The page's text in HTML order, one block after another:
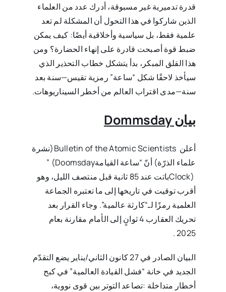
قدرة تدميرية غير مسبوقة، أدرك عدد من العلماء
الذين ‏شاركوا في هذا التحول أن المشكلة لم تعد
علمية فقط، بل سياسية وأخلاقية أيضًا: كيف يمكن
ضبط قوة ‏أصبحت قادرة على إنهاء الحضارة؟ ومن
هذا القلق المبكر، بدأ يتشكل خطاب التحذير الذي
سيأخذ لاحقًا ‏شكل “ساعة” رمزية تقيس—سنة بعد
سنة—مدى اقتراب العالم من أخطر السيناريوهات‎.‎
بيان Dommsday
أعلن ‏Bulletin of the Atomic Scientists ‎‏(نشرة
علماء الذرّة) أنّ “ساعة القيامة‏‎” (Doomsday
‎Clock) ‎باتت عند 85 ثانية قبل منتصف الليل، وهو
أقرب توقيت في تاريخها إلى ما تعتبره الجماعة
العلمية رمزًا ‏لـ“كارثة عالمية”. وجاء القرار بعد
تحريك العقارب 4 ثوانٍ إلى الأمام مقارنة بعام
2025‏‎. ‎
البيان الصادر في 27 كانون الثاني/يناير يضع التقدّم
الجديد في خانة “فشل القيادة العالمية” في كبح
أخطار متداخلة‎: ‎تصاعد التوتر بين قوى نووية،